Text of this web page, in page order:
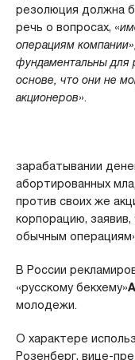
резолюция должна
речь о вопросах, «
операциям
фундаментальны для
основе, что они не
акционеров».
зарабатывании
абортированных
против своих же
корпорацию,
обычным
В России
«русскому бекхему»
молодежи.
О характере
Розенберг, вице-